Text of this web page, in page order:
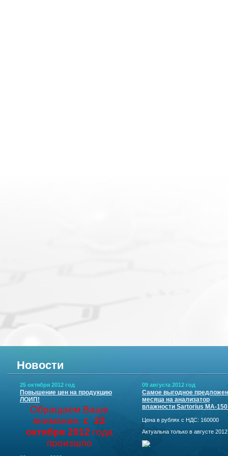
Новости
25 октября 2012 год
Повышение цен на продукцию
ЛОИП!
Обращаем Ваше
внимание,с 22
октября 2012 года
произшло
09 августа 2012 год
Самое выгодное
месяца на анализатор
влажности Sartorius МА-
Цена в рублях с НДС: 160000
Актуальна только в августе 2012